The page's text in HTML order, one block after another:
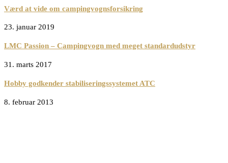
Værd at vide om campingvognsforsikring
23. januar 2019
LMC Passion – Campingvogn med meget standardudstyr
31. marts 2017
Hobby godkender stabiliseringssystemet ATC
8. februar 2013